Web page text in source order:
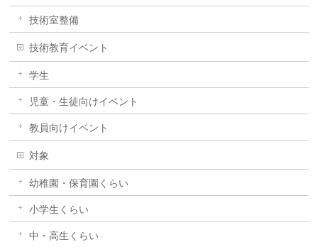
技術室整備
技術教育イベント
学生
児童・生徒向けイベント
教員向けイベント
対象
幼稚園・保育園くらい
小学生くらい
中・高生くらい